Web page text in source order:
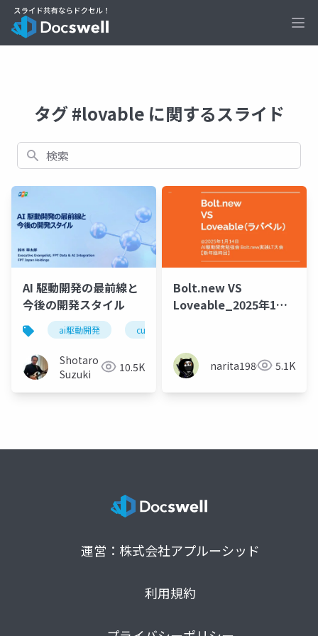
タグ #lovable に関するスライド
検索
AI 駆動開発の最前線と
今後の開発スタイル
ai駆動開発 cursor
Shotaro
Suzuki
10.5K
Bolt.new VS
Loveable_2025年1月
【新年臨時回】
narita1980 5.1K
運営：株式会社アプルーシッド
利用規約